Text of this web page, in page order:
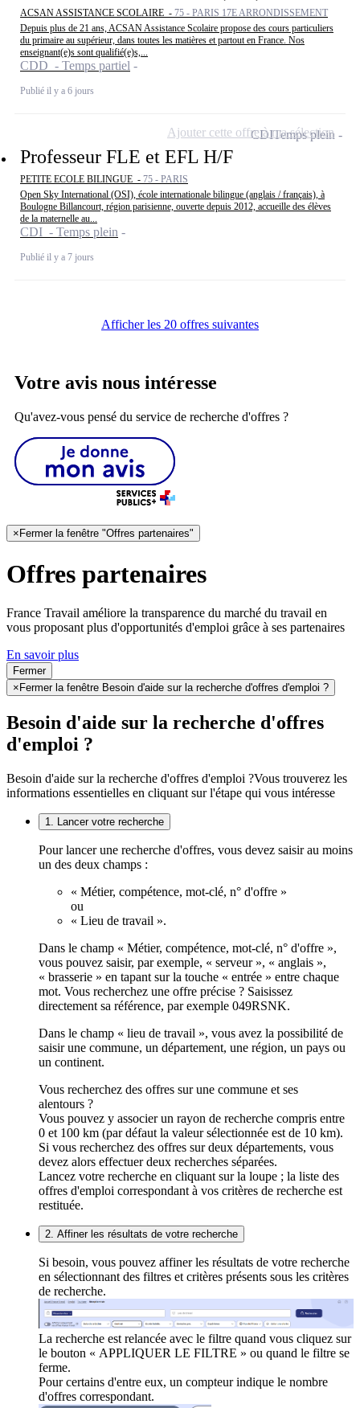
ACSAN ASSISTANCE SCOLAIRE - 75 - PARIS 17E ARRONDISSEMENT
Depuis plus de 21 ans, ACSAN Assistance Scolaire propose des cours particuliers
du primaire au supérieur, dans toutes les matières et partout en France. Nos
enseignant(e)s sont qualifié(e)s,...
CDD - Temps partiel
Publié il y a 6 jours
Professeur FLE et EFL H/F
PETITE ECOLE BILINGUE - 75 - PARIS
Open Sky International (OSI), école internationale bilingue (anglais / français), à
Boulogne Billancourt, région parisienne, ouverte depuis 2012, accueille des élèves
de la maternelle au...
CDI - Temps plein
Publié il y a 7 jours
CDITemps plein
Ajouter cette offre à ma sélection
Afficher les 20 offres suivantes
Votre avis nous intéresse
Qu'avez-vous pensé du service de recherche d'offres ?
× Fermer la fenêtre "Offres partenaires"
Offres partenaires
France Travail améliore la transparence du marché du travail en
vous proposant plus d'opportunités d'emploi grâce à ses partenaires
En savoir plus
Fermer
× Fermer la fenêtre Besoin d'aide sur la recherche d'offres d'emploi ?
Besoin d'aide sur la recherche d'offres
d'emploi ?
Besoin d'aide sur la recherche d'offres d'emploi ?Vous trouverez les
informations essentielles en cliquant sur l'étape qui vous intéresse
1. Lancer votre recherche
Pour lancer une recherche d'offres, vous devez saisir au moins
un des deux champs :
« Métier, compétence, mot-clé, n° d'offre »
ou
« Lieu de travail ».
Dans le champ « Métier, compétence, mot-clé, n° d'offre »,
vous pouvez saisir, par exemple, « serveur », « anglais »,
« brasserie » en tapant sur la touche « entrée » entre chaque
mot. Vous recherchez une offre précise ? Saisissez
directement sa référence, par exemple 049RSNK.
Dans le champ « lieu de travail », vous avez la possibilité de
saisir une commune, un département, une région, un pays ou
un continent.
Vous recherchez des offres sur une commune et ses
alentours ?
Vous pouvez y associer un rayon de recherche compris entre
0 et 100 km (par défaut la valeur sélectionnée est de 10 km).
Si vous recherchez des offres sur deux départements, vous
devez alors effectuer deux recherches séparées.
Lancez votre recherche en cliquant sur la loupe ; la liste des
offres d'emploi correspondant à vos critères de recherche est
restituée.
2. Affiner les résultats de votre recherche
Si besoin, vous pouvez affiner les résultats de votre recherche
en sélectionnant des filtres et critères présents sous les critères
de recherche.
La recherche est relancée avec le filtre quand vous cliquez sur
le bouton « APPLIQUER LE FILTRE » ou quand le filtre se
ferme.
Pour certains d'entre eux, un compteur indique le nombre
d'offres correspondant.